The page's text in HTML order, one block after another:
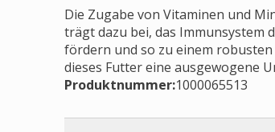
Die Zugabe von Vitaminen und
trägt dazu bei, das Immunsystem
fördern und so zu einem
dieses Futter eine ausgewogene
Produktnummer:1000065513